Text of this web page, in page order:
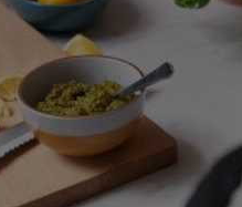
Użycie dokładnych danych
Przechowywanie informacji na
badnie odbiorców i ulepszanie usług.